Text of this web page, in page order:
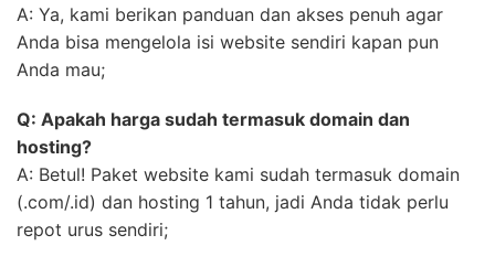
A: Ya, kami berikan panduan dan akses penuh agar
Anda bisa mengelola isi website sendiri kapan pun
Anda mau;
Q: Apakah harga sudah termasuk domain dan
hosting?
A: Betul! Paket website kami sudah termasuk domain
(.com/.id) dan hosting 1 tahun, jadi Anda tidak perlu
repot urus sendiri;